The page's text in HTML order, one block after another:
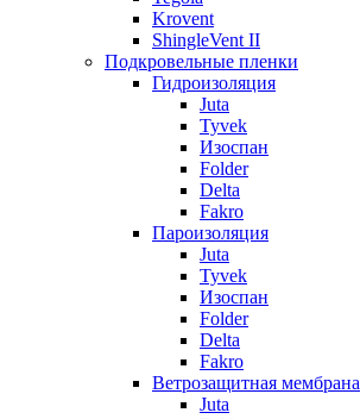
Krovent
ShingleVent II
Подкровельные пленки
Гидроизоляция
Juta
Tyvek
Изоспан
Folder
Delta
Fakro
Пароизоляция
Juta
Tyvek
Изоспан
Folder
Delta
Fakro
Ветрозащитная мембрана
Juta